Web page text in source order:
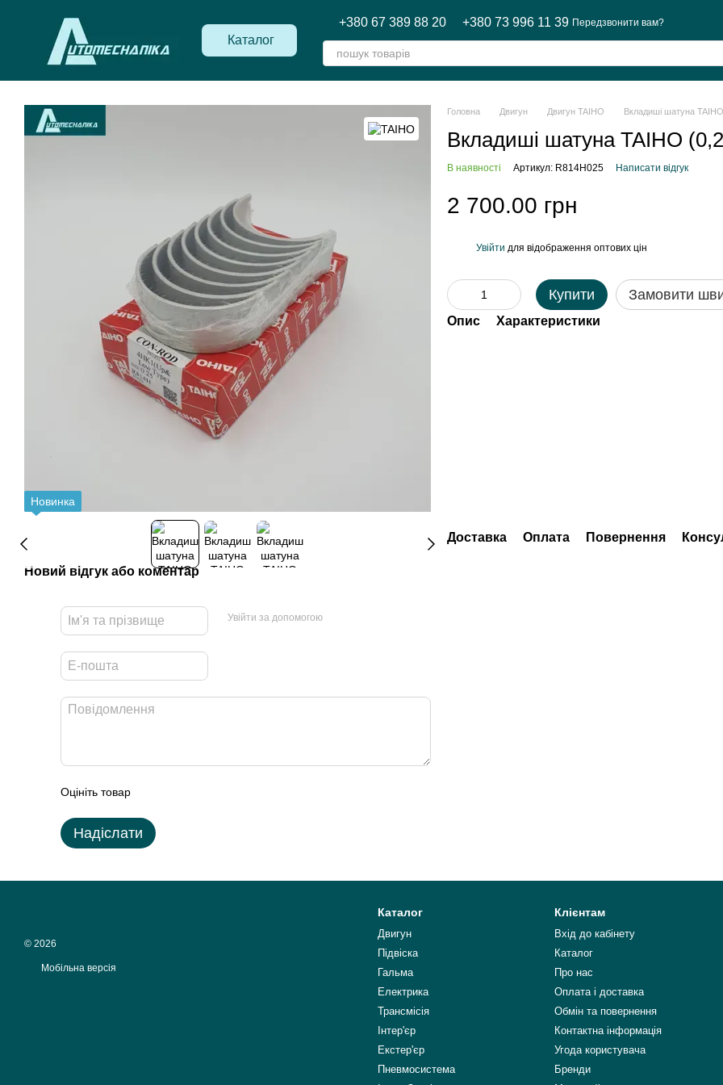
Каталог
+380 67 389 88 20 +380 73 996 11 39 Передзвонити вам?
Новинка
Новий відгук або коментар
Увійти за допомогою
Оцініть товар
Надіслати
Головна Двигун Двигун TAIHO Вкладиші шатуна
Вкладиші шатуна TAIHO
В наявності Артикул: R814H025 Написати відгук
2 700.00 грн
Увійти для відображення оптових цін
Купити Замовити
Опис Характеристики
Доставка Оплата Повернення
© 2026
Мобільна версія
Каталог
Двигун
Підвіска
Гальма
Електрика
Трансмісія
Інтер'єр
Екстер'єр
Пневмосистема
Клієнтам
Вхід до кабінету
Каталог
Про нас
Оплата і доставка
Обмін та повернення
Контактна інформація
Угода користувача
Бренди